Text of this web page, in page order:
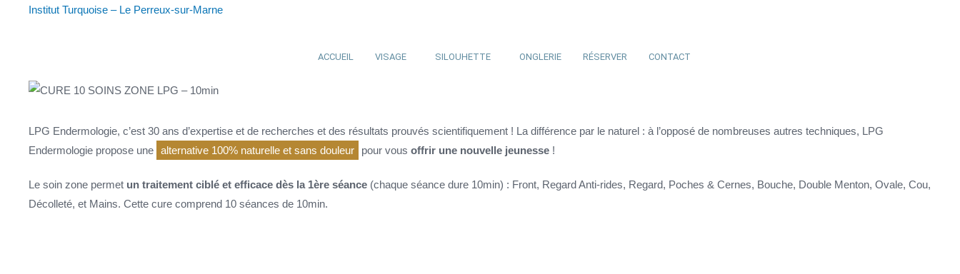
Institut Turquoise – Le Perreux-sur-Marne
ACCUEIL VISAGE SILOUHETTE ONGLERIE RÉSERVER CONTACT
LPG Endermologie, c’est 30 ans d’expertise et de recherches et des résultats prouvés scientifiquement ! La différence par le naturel : à l’opposé de nombreuses autres techniques, LPG
Endermologie propose une alternative 100% naturelle et sans douleur pour vous offrir une nouvelle jeunesse !
Le soin zone permet un traitement ciblé et efficace dès la 1ère séance (chaque séance dure 10min) : Front, Regard Anti-rides, Regard, Poches & Cernes, Bouche, Double Menton, Ovale, Cou,
Décolleté, et Mains. Cette cure comprend 10 séances de 10min.